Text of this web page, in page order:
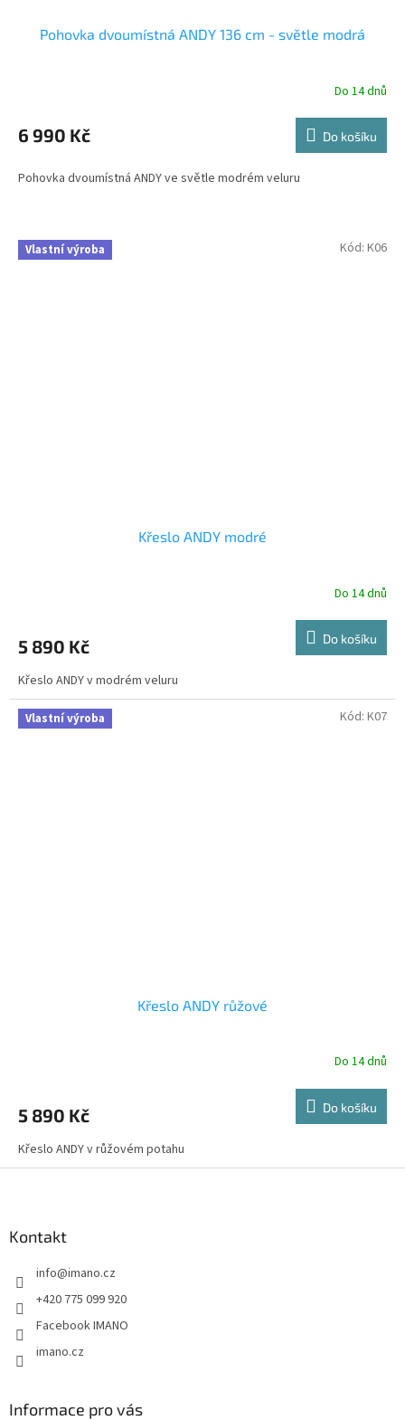
Pohovka dvoumístná ANDY 136 cm - světle modrá
Do 14 dnů
6 990 Kč Do košíku
Pohovka dvoumístná ANDY ve světle modrém veluru
Vlastní výroba
Křeslo ANDY modré
Do 14 dnů
5 890 Kč Do košíku
Křeslo ANDY v modrém veluru
Kód: K06
Vlastní výroba
Křeslo ANDY růžové
Do 14 dnů
5 890 Kč Do košíku
Křeslo ANDY v růžovém potahu
Kód: K07
Kontakt
info@imano.cz
+420 775 099 920
Facebook IMANO
imano.cz
Informace pro vás